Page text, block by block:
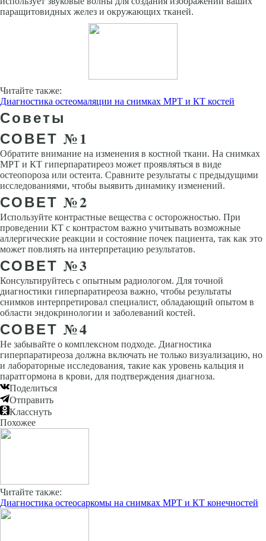
паращитовидных желез и окружающих тканей.
Читайте также:
Диагностика остеомаляции на снимках МРТ и КТ костей
Советы
СОВЕТ №1
Обратите внимание на изменения в костной ткани. На снимках
МРТ и КТ гиперпаратиреоз может проявляться в виде
остеопороза или остеита. Сравните результаты с предыдущими
исследованиями, чтобы выявить динамику изменений.
СОВЕТ №2
Используйте контрастные вещества с осторожностью. При
проведении КТ с контрастом важно учитывать возможные
аллергические реакции и состояние почек пациента, так как это
может повлиять на интерпретацию результатов.
СОВЕТ №3
Консультируйтесь с опытным радиологом. Для точной
диагностики гиперпаратиреоза важно, чтобы результаты
снимков интерпретировал специалист, обладающий опытом в
области эндокринологии и заболеваний костей.
СОВЕТ №4
Не забывайте о комплексном подходе. Диагностика
гиперпаратиреоза должна включать не только визуализацию, но
и лабораторные исследования, такие как уровень кальция и
паратгормона в крови, для подтверждения диагноза.
Поделиться
Отправить
Класснуть
Похожее
Читайте также:
Диагностика остеосаркомы на снимках МРТ и КТ конечностей